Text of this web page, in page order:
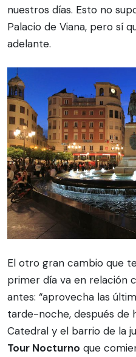
nuestros días. Esto no
Palacio de Viana, pero sí
adelante.
El otro gran cambio que
primer día va en relación
antes: “aprovecha las
tarde-noche, después de
Catedral y el barrio de la
Tour Nocturno que